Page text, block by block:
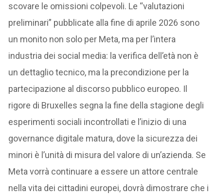
scovare le omissioni colpevoli. Le “valutazioni
preliminari” pubblicate alla fine di aprile 2026 sono
un monito non solo per Meta, ma per l’intera
industria dei social media: la verifica dell’età non è
un dettaglio tecnico, ma la precondizione per la
partecipazione al discorso pubblico europeo. Il
rigore di Bruxelles segna la fine della stagione degli
esperimenti sociali incontrollati e l’inizio di una
governance digitale matura, dove la sicurezza dei
minori è l’unità di misura del valore di un’azienda. Se
Meta vorrà continuare a essere un attore centrale
nella vita dei cittadini europei, dovrà dimostrare che i